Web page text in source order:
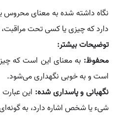
نگاه داشته شده به معنای محروس
دارد که چیزی یا کسی تحت
توضیحات بیشتر:
محفوظ: به معنای این است که
است و به خوبی نگهداری می‌شود.
نگهبانی و پاسداری شده: این
شیء یا شخص اشاره دارد، به